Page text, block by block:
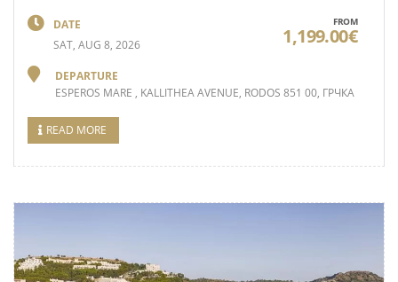
DATE
SAT, AUG 8, 2026
DEPARTURE
ESPEROS MARE , KALLITHEA AVENUE, RODOS 851 00, ГРЧКА
FROM
1,199.00€
READ MORE